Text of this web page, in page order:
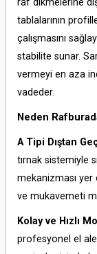
raf dikmelerine
tablalarının
çalışmasını
stabilite sunar.
vermeyi en aza
vadeder.
Neden
A Tipi Dıştan
tırnak sistemiyle
mekanizması yer
ve mukavemeti
Kolay ve Hızlı
profesyonel el